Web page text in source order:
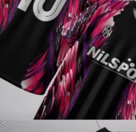
Bakım
Spor Malzemeleri
Kiralama Servisleri
Restaurant